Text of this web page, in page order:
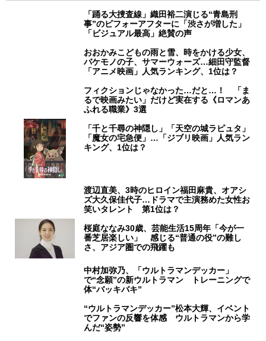
「踊る大捜査線」織田裕二演じる“青島刑
事”のビフォーアフターに「渋さが増した」
「ビジュアル最高」絶賛の声
おおかみこどもの雨と雪、時をかける少女、
バケモノの子、サマーウォーズ…細田守監督
「アニメ映画」人気ランキング、1位は？
フィクションじゃなかった…だと…！ 「ま
るで映画みたい」だけど実在する《ロマンあ
ふれる職業》3選
「千と千尋の神隠し」「天空の城ラピュタ」
「魔女の宅急便」…「ジブリ映画」人気ラン
キング、1位は？
渡辺直美、3時のヒロイン福田麻貴、オアシ
ズ大久保佳代子…ドラマで主演務めた女性お
笑いタレント 第1位は？
桜庭ななみ30歳、芸能生活15周年「今が一
番芝居楽しい」 感じる“普通の役”の難し
さ、アジア圏での飛躍も
中村加弥乃、「ウルトラマンデッカー」
で“念願”の新ウルトラマン トレーニングで
体“バッキバキ”
“ウルトラマンデッカー”松本大輝、イベント
でファンの反響を体感 ウルトラマンから学
んだ“姿勢”